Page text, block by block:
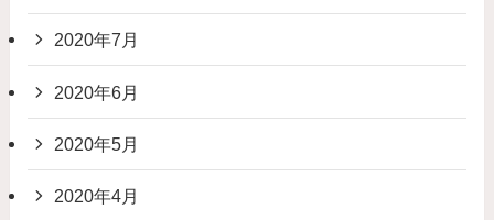
2020年7月
2020年6月
2020年5月
2020年4月